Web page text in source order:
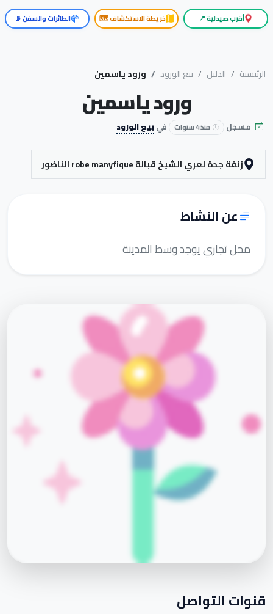
أقرب صيدلية 📍 خريطة الاستكشاف 🗺️ الطائرات والسفن 📡
الرئيسية الدليل بيع الورود ورود ياسمين
ورود ياسمين
مسجل منذ 4 سنوات فيبيع الورود
زنقة جدة لعري الشيخ قبالة robe manyfique الناضور
عن النشاط
محل تجاري يوجد وسط المدينة
قنوات التواصل